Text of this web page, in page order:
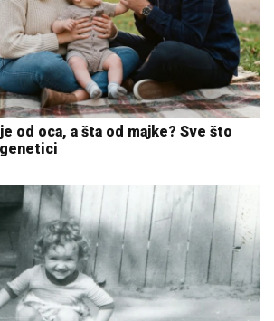
od oca, a šta od majke? Sve što